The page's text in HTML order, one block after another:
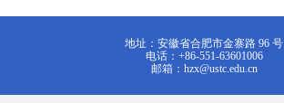
地址：安徽省合肥市金寨路 96 号
电话：+86-551-63601006
邮箱：hzx@ustc.edu.cn